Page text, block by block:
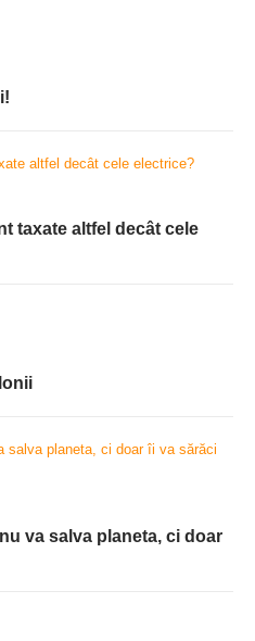
taxate altfel decât cele
va salva planeta, ci doar